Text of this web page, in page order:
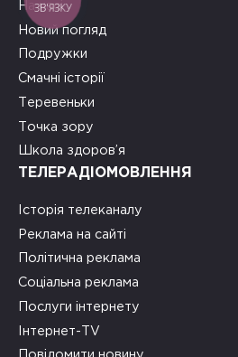
На часі
Новий погляд
Подружки
Смачні історії
Теревеньки
Точка зору
Школа здоров’я
ТЕЛЕРАДІОМОВЛЕННЯ
Історія телеканалу
Реклама на сайті
Політична реклама
Соціальна реклама
Послуги інтернету
Інтернет-TV
ЗВ'ЯЗКУ